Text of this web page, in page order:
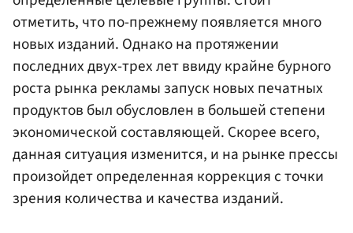
отметить, что по-прежнему появляется много
новых изданий. Однако на протяжении
последних двух-трех лет ввиду крайне бурного
роста рынка рекламы запуск новых печатных
продуктов был обусловлен в большей степени
экономической составляющей. Скорее всего,
данная ситуация изменится, и на рынке прессы
произойдет определенная коррекция с точки
зрения количества и качества изданий.